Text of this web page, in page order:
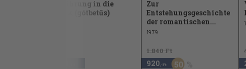
Einführung in die
Musik (gótbetűs)
Zur
Entstehungsgeschichte
der romantischen...
1979
1.840 Ft
920 ,-Ft 50